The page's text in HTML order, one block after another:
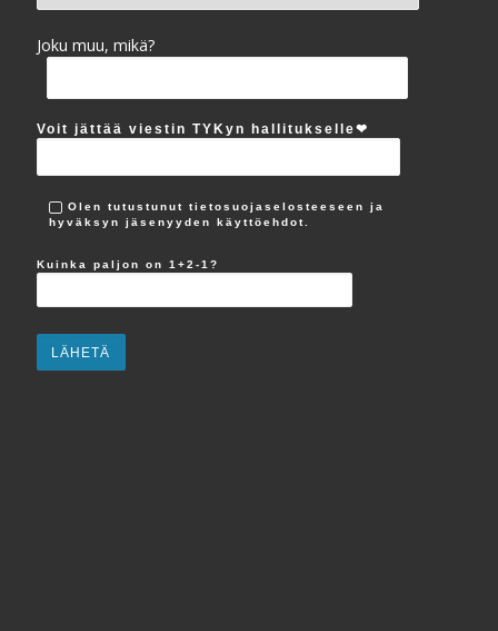
Joku muu, mikä?
Voit jättää viestin TYKyn hallitukselle‪❤︎
Olen tutustunut tietosuojaselosteeseen ja
hyväksyn jäsenyyden käyttöehdot.
Kuinka paljon on 1+2-1?